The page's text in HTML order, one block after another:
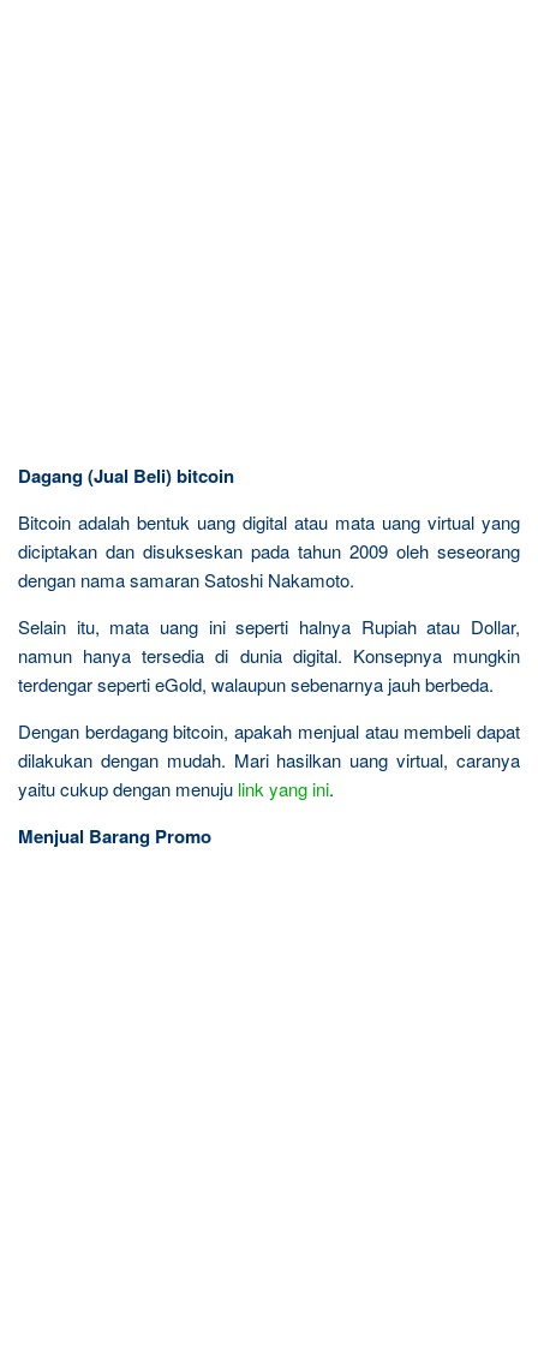
Dagang (Jual Beli) bitcoin
Bitcoin adalah bentuk uang digital atau mata uang virtual yang
diciptakan dan disukseskan pada tahun 2009 oleh seseorang
dengan nama samaran Satoshi Nakamoto.
Selain itu, mata uang ini seperti halnya Rupiah atau Dollar,
namun hanya tersedia di dunia digital. Konsepnya mungkin
terdengar seperti eGold, walaupun sebenarnya jauh berbeda.
Dengan berdagang bitcoin, apakah menjual atau membeli dapat
dilakukan dengan mudah. Mari hasilkan uang virtual, caranya
yaitu cukup dengan menuju link yang ini.
Menjual Barang Promo